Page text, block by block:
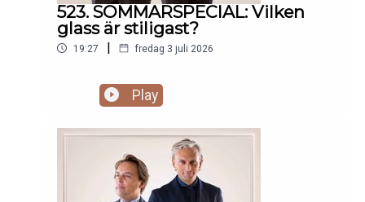
523. SOMMARSPECIAL: Vilken
glass är stiligast?
19:27 | fredag 3 juli 2026
Play